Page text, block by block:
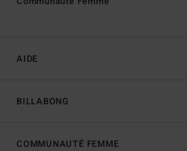
AIDE
BILLABONG
COMMUNAUTÉ FEMME